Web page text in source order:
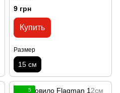
9 грн
Купить
Размер
15 см
5